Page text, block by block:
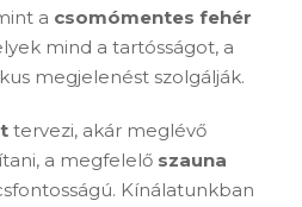
a csomómentes fehér
mind a tartósságot, a
megjelenést szolgálják.
tervezi, akár meglévő
a megfelelő szauna
Kínálatunkban